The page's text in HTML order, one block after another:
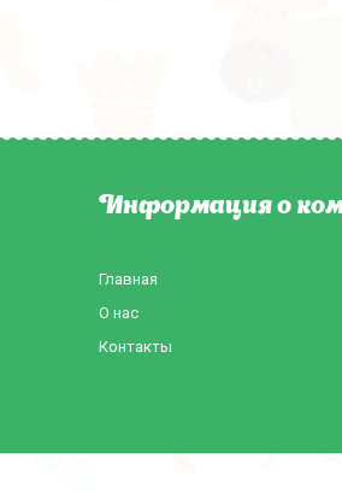
Информация о
Главная
О нас
Контакты